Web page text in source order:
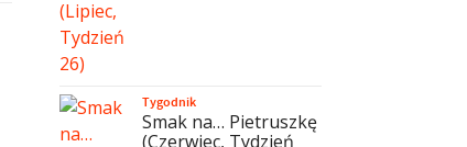
Tygodnik
Smak na… Pietruszkę
(Czerwiec, Tydzień